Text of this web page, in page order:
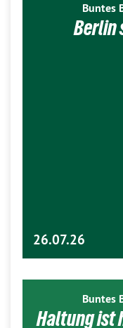
Buntes
Berlin
26.07.26
Buntes
Haltung ist